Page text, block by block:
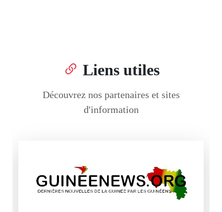
Liens utiles
Découvrez nos partenaires et sites
d'information